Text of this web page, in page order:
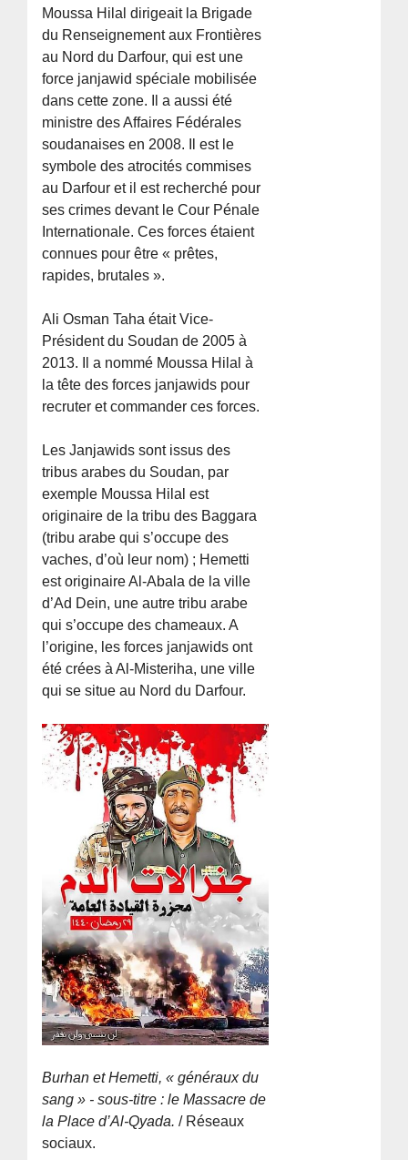
Moussa Hilal dirigeait la Brigade
du Renseignement aux Frontières
au Nord du Darfour, qui est une
force janjawid spéciale mobilisée
dans cette zone. Il a aussi été
ministre des Affaires Fédérales
soudanaises en 2008. Il est le
symbole des atrocités commises
au Darfour et il est recherché pour
ses crimes devant le Cour Pénale
Internationale. Ces forces étaient
connues pour être « prêtes,
rapides, brutales ».
Ali Osman Taha était Vice-
Président du Soudan de 2005 à
2013. Il a nommé Moussa Hilal à
la tête des forces janjawids pour
recruter et commander ces forces.
Les Janjawids sont issus des
tribus arabes du Soudan, par
exemple Moussa Hilal est
originaire de la tribu des Baggara
(tribu arabe qui s’occupe des
vaches, d’où leur nom) ; Hemetti
est originaire Al-Abala de la ville
d’Ad Dein, une autre tribu arabe
qui s’occupe des chameaux. A
l’origine, les forces janjawids ont
été crées à Al-Misteriha, une ville
qui se situe au Nord du Darfour.
Burhan et Hemetti, « généraux du
sang » - sous-titre : le Massacre de
la Place d’Al-Qyada. / Réseaux
sociaux.